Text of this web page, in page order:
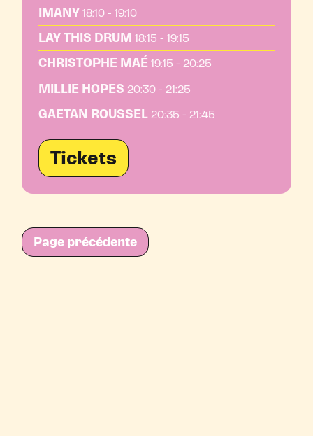
IMANY18:10 - 19:10
LAY THIS DRUM18:15 - 19:15
CHRISTOPHE MAÉ19:15 - 20:25
MILLIE HOPES20:30 - 21:25
GAETAN ROUSSEL20:35 - 21:45
Tickets
Page précédente